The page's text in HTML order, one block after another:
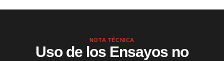
NOTA TÉCNICA
Uso de los Ensayos no